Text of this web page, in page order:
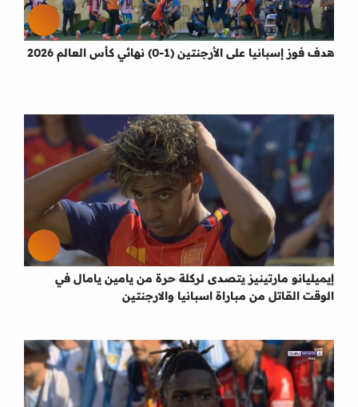
هدف فوز إسبانيا على الأرجنتين (1-0) نهائي كأس العالم 2026
إيميليانو مارتينيز يتصدى لركلة حرة من يامين يامال في
الوقت القاتل من مباراة اسبانيا والارجنتين